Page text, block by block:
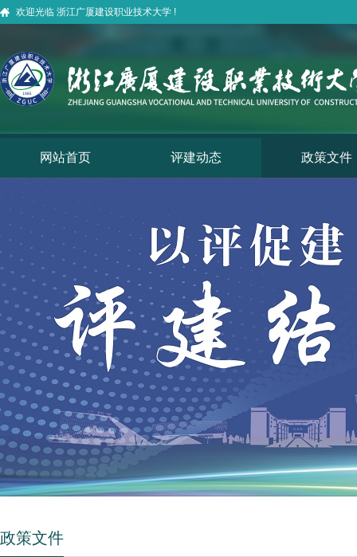
欢迎光临 浙江广厦建设职业技术大学 !
网站首页 评建动态 政策文件
政策文件